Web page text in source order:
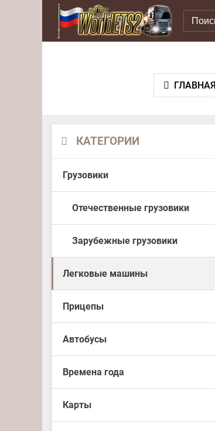
ГЛАВНАЯ
КАТЕГОРИИ
Грузовики
Отечественные грузовики
Зарубежные грузовики
Легковые машины
Прицепы
Автобусы
Времена года
Карты